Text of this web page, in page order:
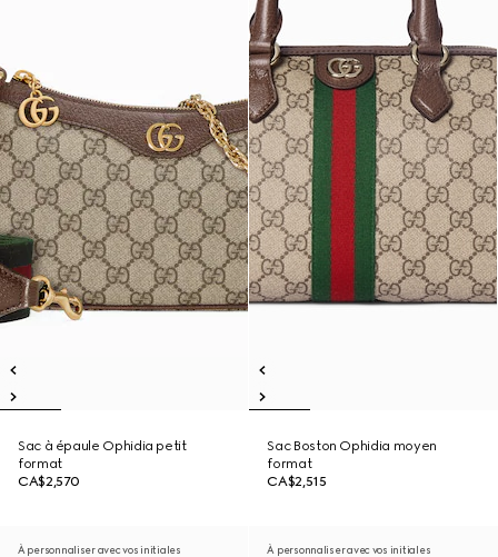
Sac à épaule Ophidia petit
format
CA$2,570
Sac Boston Ophidia moyen
format
CA$2,515
À personnaliser avec vos initiales À personnaliser avec vos initiales